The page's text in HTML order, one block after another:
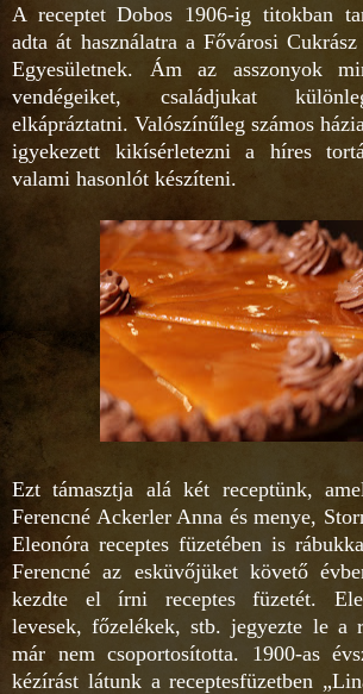
A receptet Dobos 1906-ig titokban
adta át használatra a Fővárosi Cukrász
Egyesületnek. Ám az asszonyok
vendégeiket, családjukat
elkápráztatni. Valószínűleg számos
igyekezett kikísérletezni a híres
valami hasonlót készíteni.
Ezt támasztja alá két receptünk,
Ferencné Ackerler Anna és menye,
Eleonóra receptes füzetében is
Ferencné az esküvőjüket követő
kezdte el írni receptes füzetét.
levesek, főzelékek, stb. jegyezte le a
már nem csoportosította. 1900-as
kézírást látunk a receptesfüzetben